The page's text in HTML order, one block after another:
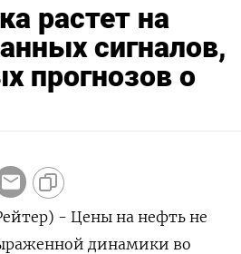
растет на
сигналов,
прогнозов о
- Цены на нефть не
динамики во